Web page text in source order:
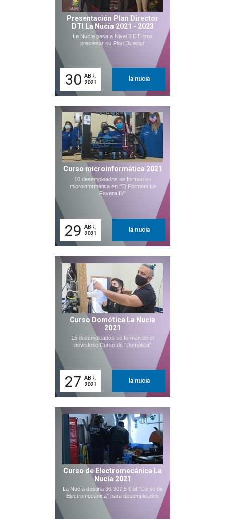
Presentación Plan Director
DTI La Nucía 2021 - 2023
La Nucía pasa a Nivel 3 DTI tras
presentar su Plan Director
30 ABR.
2021
la nucia
Curso microinformática 2021
10 desempleados se forman en
microinformática en "Et Formem La
Favara IV"
29 ABR.
2021
la nucia
Curso Domótica La Nucía
2021
15 desempleados se forman en el
novedoso Curso de "Domótica"
27 ABR.
2021
la nucia
Curso de Electromecánica La
Nucía 2021
La Nucía destina 36.907,5 € al "Curso de
Electromecánica" para desempleados